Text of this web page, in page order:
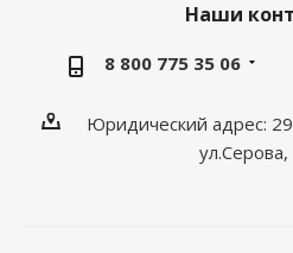
Наши
8 800 775 35 06
Юридический адрес:
ул.Серова,